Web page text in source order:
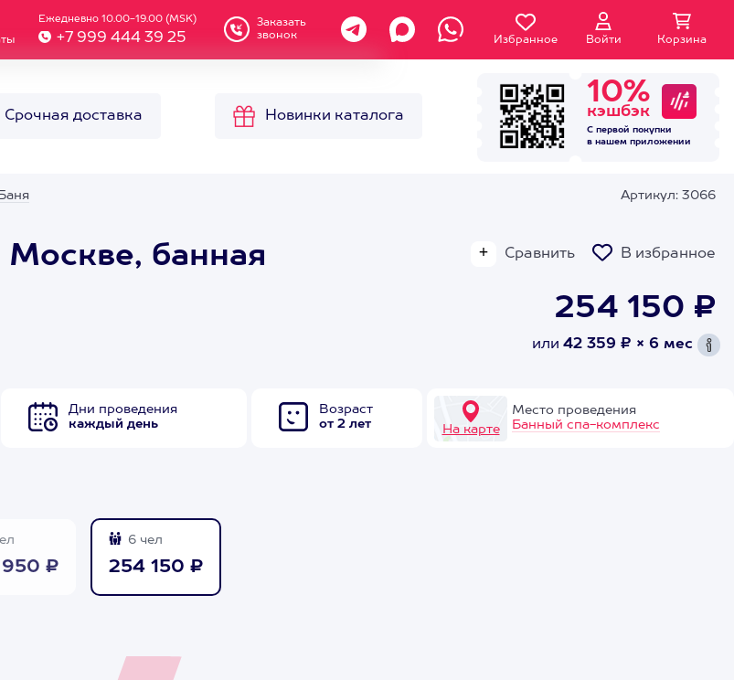
Ежедневно 10.00-19.00 (MSK)
+7 999 444 39 25
Заказать
звонок
Избранное Войти Корзина
Срочная доставка Новинки каталога
10%
кэшбэк
С первой покупки
в нашем приложении
Баня Артикул: 3066
банная
Сравнить В избранное
254 150 ₽
или 42 359 ₽ × 6 мес
Дни проведения
каждый день
Возраст
от 2 лет
На карте
Место проведения
Банный спа-комплекс
₽
6 чел
254 150 ₽